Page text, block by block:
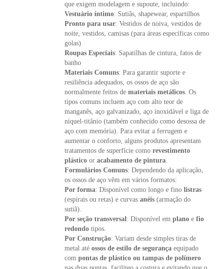
que exigem modelagem e supoute, incluindo:
Vestuário íntimo: Sutiãs, shapewear, espartilhos
Pronto para usar: Vestidos de noiva, vestidos de
noite, vestidos, camisas (para áreas específicas como
golas)
Roupas Especiais: Sapatilhas de cintura, fatos de
banho
Materiais Comuns: Para garantir suporte e
resiliência adequados, os ossos de aço são
normalmente feitos de materiais metálicos. Os
tipos comuns incluem aço com alto teor de
manganês, aço galvanizado, aço inoxidável e liga de
níquel-titânio (também conhecido como desossa de
aço com memória). Para evitar a ferrugem e
aumentar o conforto, alguns produtos apresentam
tratamentos de superfície como revestimento
plástico or acabamento de pintura.
Formulários Comuns: Dependendo da aplicação,
os ossos de aço vêm em vários formatos:
Por forma: Disponível como longo e fino listras
(espirais ou retas) e curvas anéis (armação do
sutiã).
Por seção transversal: Disponível em plano e fio
redondo tipos.
Por Construção: Variam desde simples tiras de
metal até ossos de estilo de segurança equipado
com pontas de plástico ou tampas de polímero